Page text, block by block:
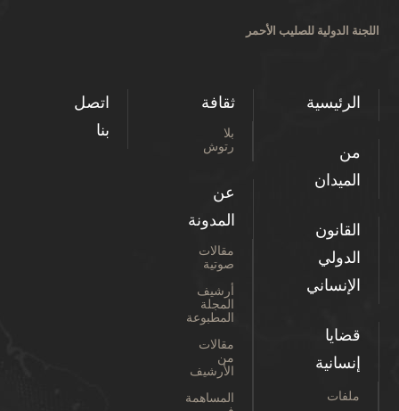
اللجنة الدولية للصليب الأحمر
الرئيسية
من
الميدان
القانون
الدولي
الإنساني
قضايا
إنسانية
ملفات
ثقافة
بلا
رتوش
عن
المدونة
مقالات
صوتية
أرشيف
المجلة
المطبوعة
مقالات
من
الأرشيف
المساهمة
اتصل
بنا